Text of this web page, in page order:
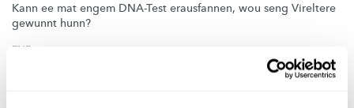
Kann ee mat engem DNA-Test erausfannen, wou seng Vireltere
gewunnt hunn?
FNR